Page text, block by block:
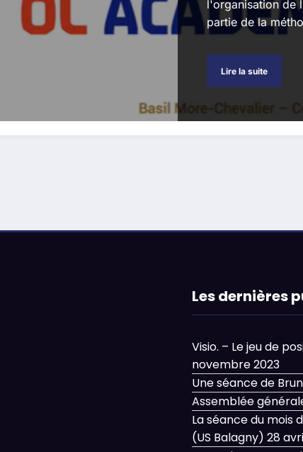
l'organisation de
partie de la
Lire la suite
Les dernières
Visio. – Le jeu de
novembre 2023
Une séance de
Assemblée
La séance du mois
(US Balagny) 28